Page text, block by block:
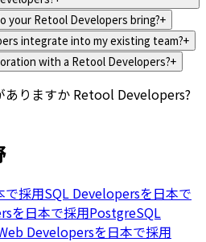
your Retool Developers bring?+
integrate into my existing team?+
with a Retool Developers?+
ありますか Retool Developers?
採用SQL Developersを日本で
を日本で採用PostgreSQL
Developersを日本で採用